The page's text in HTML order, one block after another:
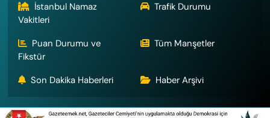
İstanbul Namaz
Vakitleri
Trafik Durumu
Puan Durumu ve
Fikstür
Tüm Manşetler
Son Dakika Haberleri Haber Arşivi